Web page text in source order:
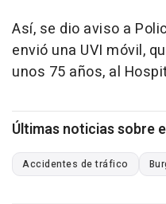
Así, se dio aviso a
envió una UVI móvil,
unos 75 años, al
Últimas noticias sobre
Accidentes de tráfico